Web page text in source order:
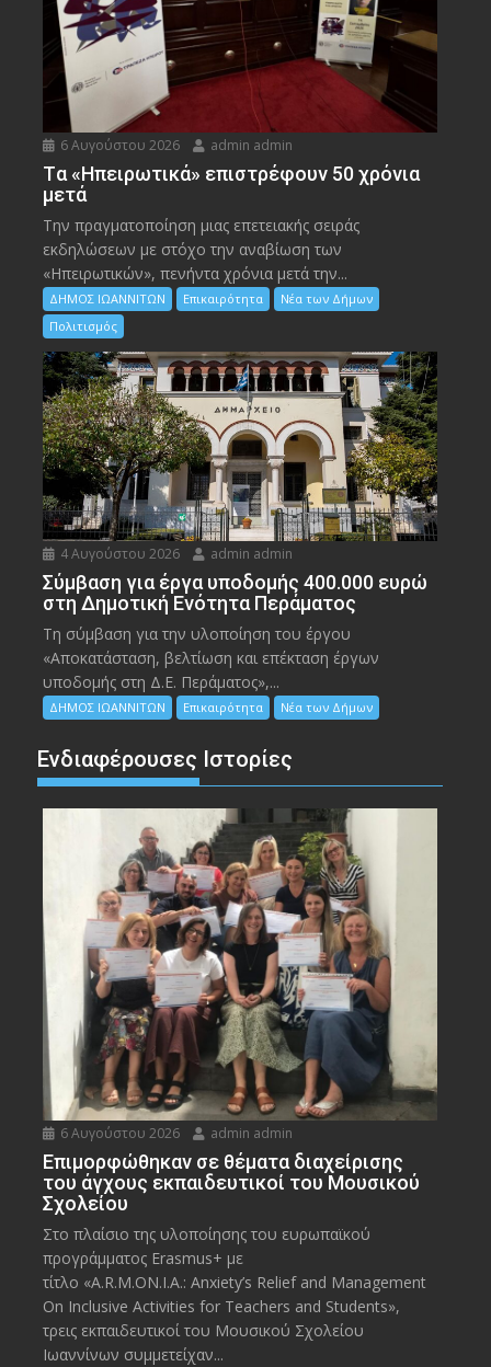
6 Αυγούστου 2026 admin admin
Tα «Ηπειρωτικά» επιστρέφουν 50 χρόνια
μετά
Την πραγματοποίηση μιας επετειακής σειράς
εκδηλώσεων με στόχο την αναβίωση των
«Ηπειρωτικών», πενήντα χρόνια μετά την...
ΔΗΜΟΣ ΙΩΑΝΝΙΤΩΝ Επικαιρότητα
Νέα των Δήμων
Πολιτισμός
4 Αυγούστου 2026 admin admin
Σύμβαση για έργα υποδομής 400.000 ευρώ
στη Δημοτική Ενότητα Περάματος
Τη σύμβαση για την υλοποίηση του έργου
«Αποκατάσταση, βελτίωση και επέκταση έργων
υποδομής στη Δ.Ε. Περάματος»,...
ΔΗΜΟΣ ΙΩΑΝΝΙΤΩΝ Επικαιρότητα Νέα των Δήμων
Ενδιαφέρουσες Ιστορίες
6 Αυγούστου 2026 admin admin
Eπιμορφώθηκαν σε θέματα διαχείρισης
του άγχους εκπαιδευτικοί του Μουσικού
Σχολείου
Στο πλαίσιο της υλοποίησης του ευρωπαϊκού
προγράμματος Erasmus+ με
τίτλο «A.R.M.ON.I.A.: Anxiety’s Relief and Management
On Inclusive Activities for Teachers and Students»,
τρεις εκπαιδευτικοί του Μουσικού Σχολείου
Ιωαννίνων συμμετείχαν...